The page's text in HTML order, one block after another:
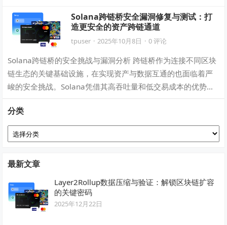
Solana跨链桥安全漏洞修复与测试：打
造更安全的资产跨链通道
tpuser · 2025年10月8日 · 0 评论
Solana跨链桥的安全挑战与漏洞分析 跨链桥作为连接不同区块
链生态的关键基础设施，在实现资产与数据互通的也面临着严
峻的安全挑战。Solana凭借其高吞吐量和低交易成本的优势，
分类
分
类
最新文章
Layer2Rollup数据压缩与验证：解锁区块链扩容
的关键密码
2025年12月22日